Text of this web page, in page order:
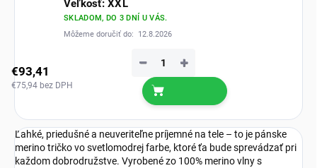
Veľkosť: XXL
SKLADOM, DO 3 DNÍ U VÁS.
Môžeme doručiť do:
12.8.2026
€93,41
€75,94 bez DPH
+
−
Ľahké, priedušné a neuveriteľne príjemné na tele – to je pánske
merino tričko vo svetlomodrej farbe, ktoré ťa bude sprevádzať pri
každom dobrodružstve. Vyrobené zo 100% merino vlny s